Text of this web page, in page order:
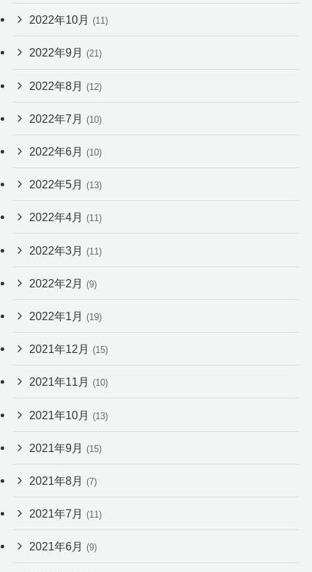
2022年10月 (11)
2022年9月 (21)
2022年8月 (12)
2022年7月 (10)
2022年6月 (10)
2022年5月 (13)
2022年4月 (11)
2022年3月 (11)
2022年2月 (9)
2022年1月 (19)
2021年12月 (15)
2021年11月 (10)
2021年10月 (13)
2021年9月 (15)
2021年8月 (7)
2021年7月 (11)
2021年6月 (9)